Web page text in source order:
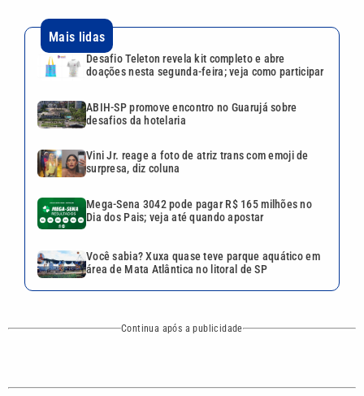
Mais lidas
Desafio Teleton revela kit completo e abre
doações nesta segunda-feira; veja como participar
ABIH-SP promove encontro no Guarujá sobre
desafios da hotelaria
Vini Jr. reage a foto de atriz trans com emoji de
surpresa, diz coluna
Mega-Sena 3042 pode pagar R$ 165 milhões no
Dia dos Pais; veja até quando apostar
Você sabia? Xuxa quase teve parque aquático em
área de Mata Atlântica no litoral de SP
Continua após a publicidade